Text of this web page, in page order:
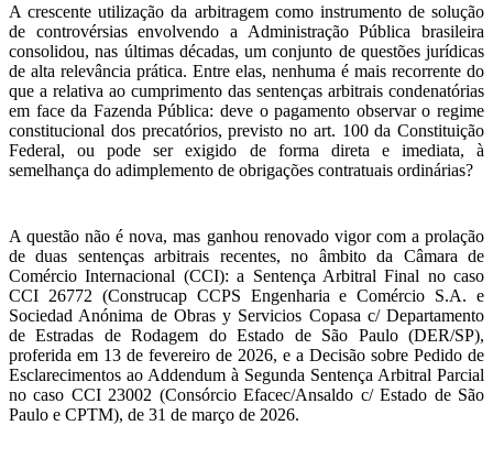
A crescente utilização da arbitragem como instrumento de solução
de controvérsias envolvendo a Administração Pública brasileira
consolidou, nas últimas décadas, um conjunto de questões jurídicas
de alta relevância prática. Entre elas, nenhuma é mais recorrente do
que a relativa ao cumprimento das sentenças arbitrais condenatórias
em face da Fazenda Pública: deve o pagamento observar o regime
constitucional dos precatórios, previsto no art. 100 da Constituição
Federal, ou pode ser exigido de forma direta e imediata, à
semelhança do adimplemento de obrigações contratuais ordinárias?
A questão não é nova, mas ganhou renovado vigor com a prolação
de duas sentenças arbitrais recentes, no âmbito da Câmara de
Comércio Internacional (CCI): a Sentença Arbitral Final no caso
CCI 26772 (Construcap CCPS Engenharia e Comércio S.A. e
Sociedad Anónima de Obras y Servicios Copasa c/ Departamento
de Estradas de Rodagem do Estado de São Paulo (DER/SP),
proferida em 13 de fevereiro de 2026, e a Decisão sobre Pedido de
Esclarecimentos ao Addendum à Segunda Sentença Arbitral Parcial
no caso CCI 23002 (Consórcio Efacec/Ansaldo c/ Estado de São
Paulo e CPTM), de 31 de março de 2026.